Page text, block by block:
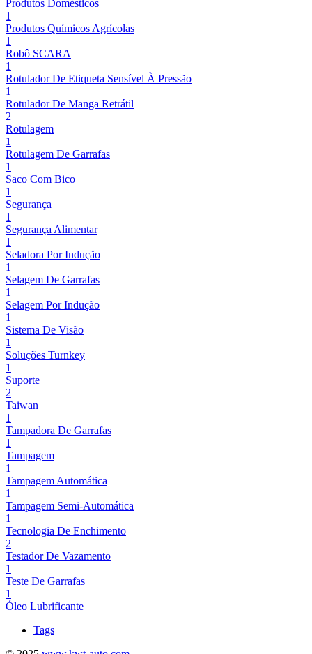
Produtos Domésticos
1
Produtos Químicos Agrícolas
1
Robô SCARA
1
Rotulador De Etiqueta Sensível À Pressão
1
Rotulador De Manga Retrátil
2
Rotulagem
1
Rotulagem De Garrafas
1
Saco Com Bico
1
Segurança
1
Segurança Alimentar
1
Seladora Por Indução
1
Selagem De Garrafas
1
Selagem Por Indução
1
Sistema De Visão
1
Soluções Turnkey
1
Suporte
2
Taiwan
1
Tampadora De Garrafas
1
Tampagem
1
Tampagem Automática
1
Tampagem Semi-Automática
1
Tecnologia De Enchimento
2
Testador De Vazamento
1
Teste De Garrafas
1
Óleo Lubrificante
Tags